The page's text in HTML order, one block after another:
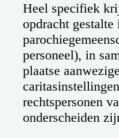
Heel specifiek
opdracht gestalte
personeel), in
plaatse
rechtspersonen
onderscheiden